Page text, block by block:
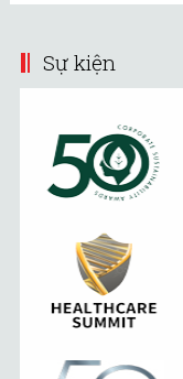
Sự kiện